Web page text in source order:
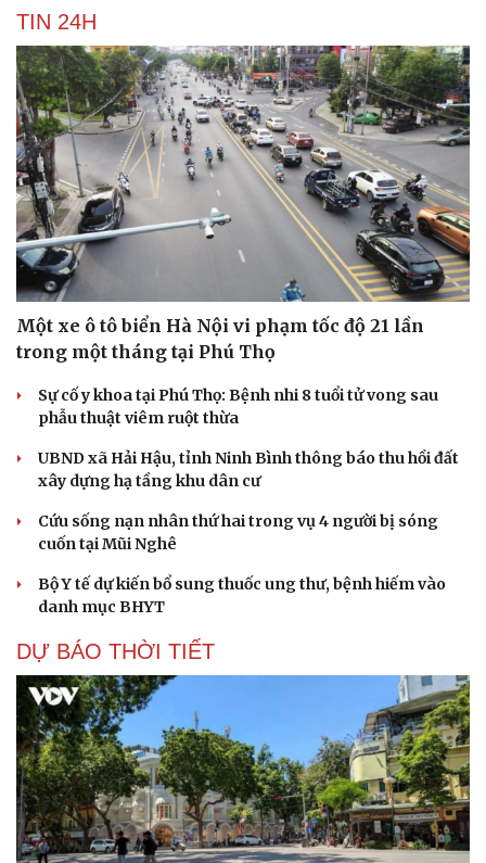
Cải chính
TIN 24H
Một xe ô tô biển Hà Nội vi phạm tốc độ 21 lần
trong một tháng tại Phú Thọ
Sự cố y khoa tại Phú Thọ: Bệnh nhi 8 tuổi tử vong sau
phẫu thuật viêm ruột thừa
UBND xã Hải Hậu, tỉnh Ninh Bình thông báo thu hồi đất
xây dựng hạ tầng khu dân cư
Cứu sống nạn nhân thứ hai trong vụ 4 người bị sóng
cuốn tại Mũi Nghê
Bộ Y tế dự kiến bổ sung thuốc ung thư, bệnh hiếm vào
danh mục BHYT
DỰ BÁO THỜI TIẾT